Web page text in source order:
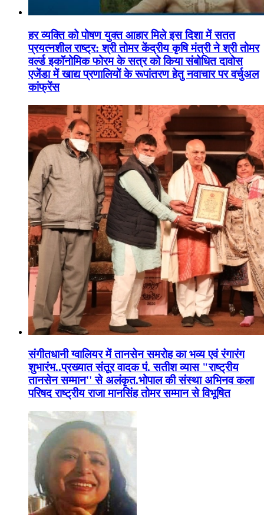
हर व्यक्ति को पोषण युक्त आहार मिले इस दिशा में सतत
प्रयत्नशील राष्ट्र: श्री तोमर केंद्रीय कृषि मंत्री ने श्री तोमर
वर्ल्ड इकॉनोमिक फोरम के सत्र को किया संबोधित दावोस
एजेंडा में खाद्य प्रणालियों के रूपांतरण हेतु नवाचार पर वर्चुअल
कांफ्रेंस
संगीतधानी ग्वालियर में तानसेन समरोह का भव्य एवं रंगारंग
शुभारंभ..प्रख्यात संतूर वादक पं. सतीश व्यास "राष्ट्रीय
तानसेन सम्मान'' से अलंकृत.भोपाल की संस्था अभिनव कला
परिषद राष्ट्रीय राजा मानसिंह तोमर सम्मान से विभूषित